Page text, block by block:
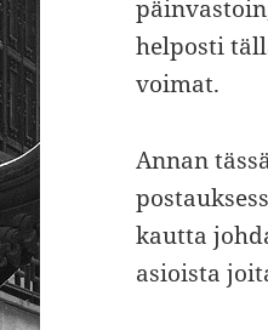
helposti
voimat.
Annan
kautta
asioista